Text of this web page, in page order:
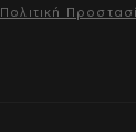
Πολιτική